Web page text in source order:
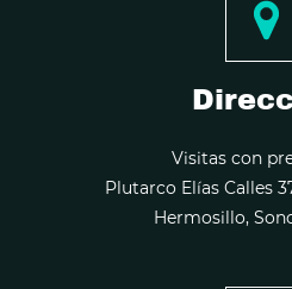
Visitas con
Plutarco Elías Calles
Hermosillo,